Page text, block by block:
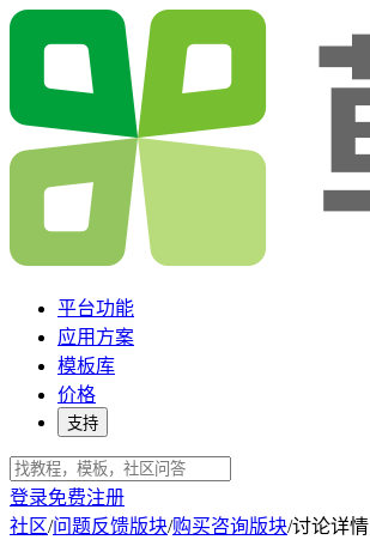
平台功能
应用方案
模板库
价格
支持
登录免费注册
社区/问题反馈版块/购买咨询版块/讨论详情